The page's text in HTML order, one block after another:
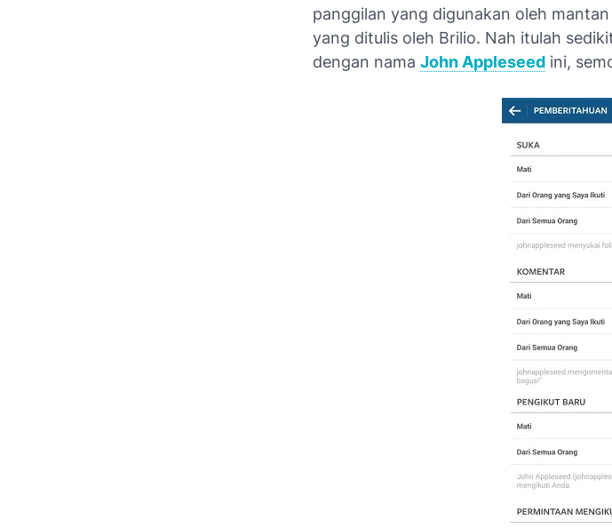
panggilan yang digunakan oleh
yang ditulis oleh Brilio. Nah itulah
dengan nama John Appleseed ini,